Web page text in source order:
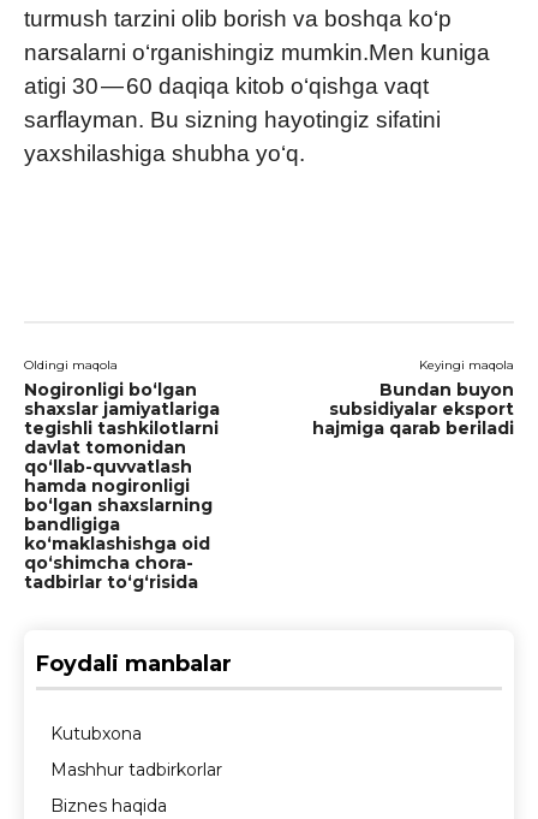
turmush tarzini olib borish va boshqa ko‘p
narsalarni o‘rganishingiz mumkin.Men kuniga
atigi 30 — 60 daqiqa kitob o‘qishga vaqt
sarflayman. Bu sizning hayotingiz sifatini
yaxshilashiga shubha yo‘q.
Oldingi maqola
Nogironligi bo‘lgan
shaxslar jamiyatlariga
tegishli tashkilotlarni
davlat tomonidan
qo‘llab-quvvatlash
hamda nogironligi
bo‘lgan shaxslarning
bandligiga
ko‘maklashishga oid
qo‘shimcha chora-
tadbirlar to‘g‘risida
Keyingi maqola
Bundan buyon
subsidiyalar eksport
hajmiga qarab beriladi
Foydali manbalar
Kutubxona
Mashhur tadbirkorlar
Biznes haqida